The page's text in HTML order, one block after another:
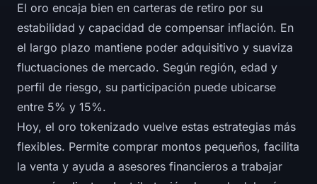
El oro encaja bien en carteras de retiro por su
estabilidad y capacidad de compensar inflación. En
el largo plazo mantiene poder adquisitivo y suaviza
fluctuaciones de mercado. Según región, edad y
perfil de riesgo, su participación puede ubicarse
entre 5% y 15%.
Hoy, el oro tokenizado vuelve estas estrategias más
flexibles. Permite comprar montos pequeños, facilita
la venta y ayuda a asesores financieros a trabajar